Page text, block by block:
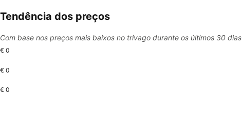
Tendência dos preços
Com base nos preços mais baixos no trivago durante os últimos 30 dias
€ 0
€ 0
€ 0